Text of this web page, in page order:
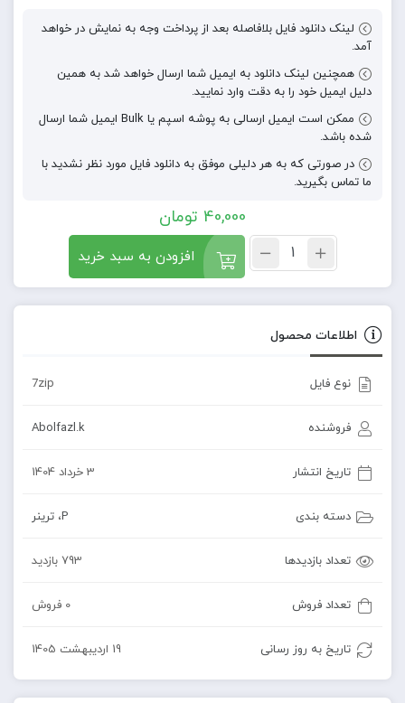
لینک دانلود فایل بلافاصله بعد از پرداخت وجه به نمایش در خواهد
آمد.
همچنین لینک دانلود به ایمیل شما ارسال خواهد شد به همین
دلیل ایمیل خود را به دقت وارد نمایید.
ممکن است ایمیل ارسالی به پوشه اسپم یا Bulk ایمیل شما ارسال
شده باشد.
در صورتی که به هر دلیلی موفق به دانلود فایل مورد نظر نشدید با
ما تماس بگیرید.
40,000 تومان
افزودن به سبد خرید
اطلاعات محصول
نوع فایل 7zip
فروشنده Abolfazl.k
تاریخ انتشار 3 خرداد 1404
دسته بندی P، ترینر
تعداد بازدیدها 793 بازدید
تعداد فروش 0 فروش
تاریخ به روز رسانی 19 اردیبهشت 1405